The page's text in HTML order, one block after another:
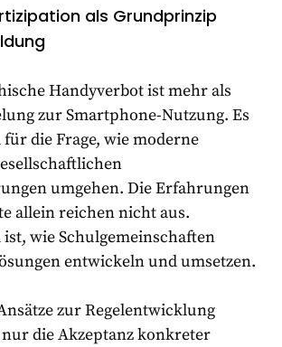
als Grundprinzip
Handyverbot ist mehr als
zur Smartphone-Nutzung. Es
die Frage, wie moderne
umgehen. Die Erfahrungen
allein reichen nicht aus.
wie Schulgemeinschaften
entwickeln und umsetzen.
zur Regelentwicklung
die Akzeptanz konkreter